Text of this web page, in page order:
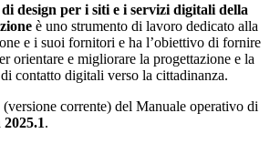
design per i siti e i servizi digitali della
è uno strumento di lavoro dedicato alla
e i suoi fornitori e ha l’obiettivo di fornire
orientare e migliorare la progettazione e la
contatto digitali verso la cittadinanza.
corrente) del Manuale operativo di
2025.1.